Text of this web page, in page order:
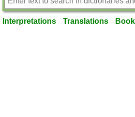
Interpretations Translations